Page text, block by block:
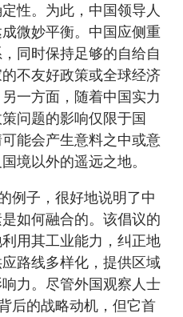
性。为此，中国领导人
微妙平衡。中国应侧重
同时保持足够的自给自
不友好政策或全球经济
一方面，随着中国实力
问题的影响仅限于国
能会产生意料之中或意
境以外的遥远之地。
例子，很好地说明了中
如何融合的。该倡议的
用其工业能力，纠正地
路线多样化，提供区域
力。尽管外国观察人士
后的战略动机，但它首